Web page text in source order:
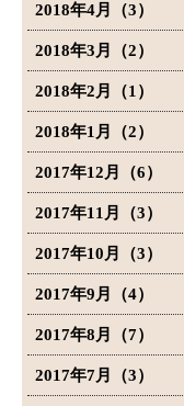
2018年4月（3）
2018年3月（2）
2018年2月（1）
2018年1月（2）
2017年12月（6）
2017年11月（3）
2017年10月（3）
2017年9月（4）
2017年8月（7）
2017年7月（3）